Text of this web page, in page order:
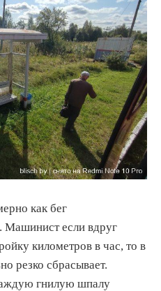
как бег
Машинист если вдруг
километров в час, то в
резко сбрасывает.
гнилую шпалу